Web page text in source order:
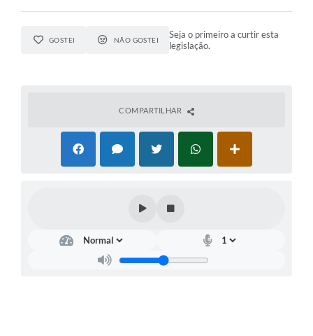
GOSTEI NÃO GOSTEI
Seja o primeiro a curtir esta
legislação.
COMPARTILHAR